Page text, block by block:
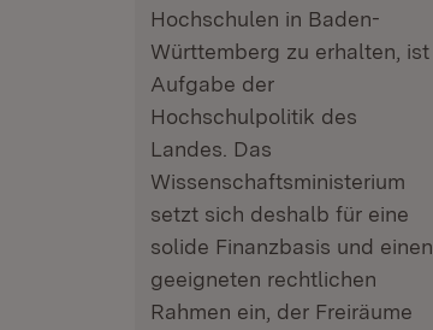
Hochschulen in Baden-
Württemberg zu erhalten, ist
Aufgabe der
Hochschulpolitik des
Landes. Das
Wissenschaftsministerium
setzt sich deshalb für eine
solide Finanzbasis und einen
geeigneten rechtlichen
Rahmen ein, der Freiräume